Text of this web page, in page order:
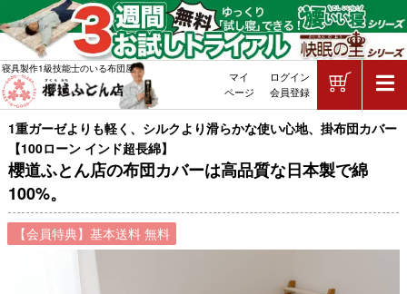
櫻道ふとん店の布団カバーは高品質な日本製で綿
100%。
1重ガーゼよりも軽く、シルクより滑らかな使い心地、掛布団カバー
【100ローン インド超長綿】
敷布団・掛け布団・羽毛布団・マ
寝具製作1級技能士のいる布団屋
マイ
ページ
ログイン
会員登録
【会員特典】基本送料 無料